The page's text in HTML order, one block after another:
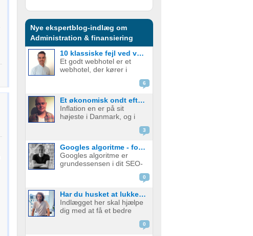
Nye ekspertblog-indlæg om
Administration & finansiering
10 klassiske fejl ved valg af webhotel – og hvordan du undgår dem
Et godt webhotel er et
webhotel, der kører i
har de fleste det; man skal
helst glemme, at man har
et webhotel, men
6
Et økonomisk ondt efterår for startups
Inflation en er på sit
højeste i Danmark, og i
vasker om natten og
virksomhedsejere skuer
grumt mod efteråret. Men
hvad er Inflation? Hvilken
3
Googles algoritme - forstå de hundredvis af parametre bag
Googles algoritme er
grundessensen i dit SEO-
ved du også godt, at det
er et ”long game”, og at
det sjældent betaler sig at
0
Har du husket at lukke din softwareudvikler ind i forretningen?
Indlægget her skal hjælpe
dig med at få et bedre
0